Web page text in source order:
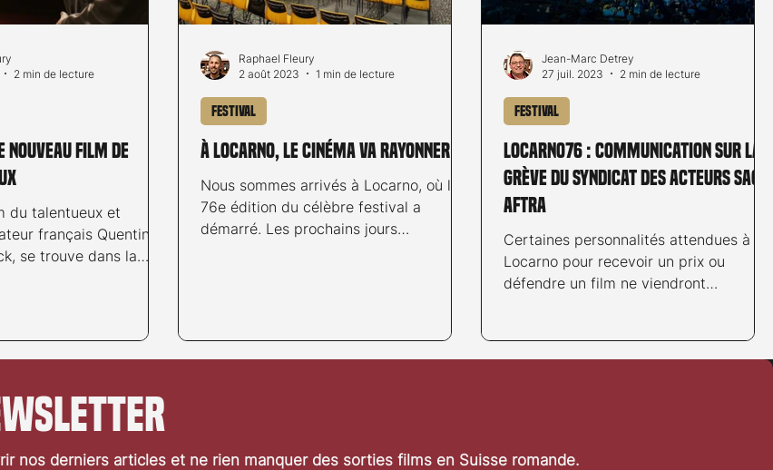
nouveau film de
du talentueux et
français Quentin
se trouve dans la
2 min de lecture
À Locarno, le cinéma va rayonner
Nous sommes arrivés à Locarno, où la
76e édition du célèbre festival a
démarré. Les prochains jours
Festival
Raphael Fleury
2 août 2023
1 min de lecture
Locarno76 : communication sur la
grève du syndicat des acteurs SAG-
AFTRA
Certaines personnalités attendues à
Locarno pour recevoir un prix ou
défendre un film ne viendront
Festival
Jean-Marc Detrey
27 juil. 2023
2 min de lecture
nos derniers articles et ne rien manquer des sorties films en Suisse romande.